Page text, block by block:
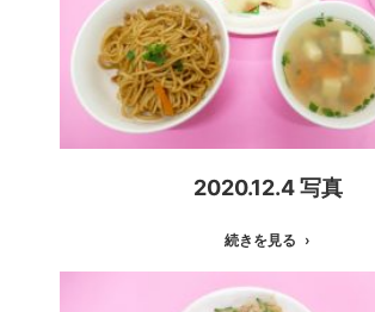
2020.12.4 写真
続きを見る